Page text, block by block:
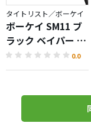
購入直後、１００
フった(-_-;)
大好きなクラブな
だから何故か１４
ならない１本にな
やっぱりフォーテ
Ｗシャフト軽くて
この間テーラーの
くて打ちやすかっ
タイトリスト／ボーケイ
ボーケイ SM11 ブ
ラック ベイパー ウ
ェッジ
0.0